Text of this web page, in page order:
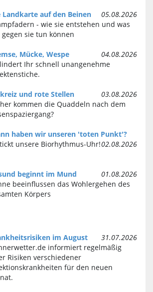
Landkarte auf den Beinen
05.08.2026
- wie sie entstehen und was
sie tun können
Mücke, Wespe
04.08.2026
Ihr schnell unangenehme
und rote Stellen
03.08.2026
kommen die Quaddeln nach dem
haben wir unseren 'toten Punkt'?
02.08.2026
unsere Biorhythmus-Uhr!
beginnt im Mund
01.08.2026
beeinflussen das Wohlergehen des
Körpers
im August
31.07.2026
informiert regelmäßig
Risiken verschiedener
für den neuen